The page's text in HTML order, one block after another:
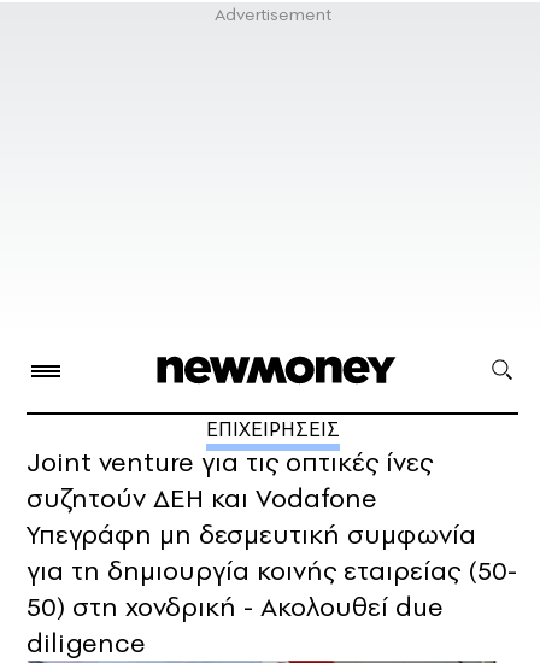
ΕΠΙΧΕΙΡΗΣΕΙΣ
Joint venture για τις οπτικές ίνες
συζητούν ΔΕΗ και Vodafone
Υπεγράφη μη δεσμευτική συμφωνία
για τη δημιουργία κοινής εταιρείας (50-
50) στη χονδρική - Ακολουθεί due
diligence